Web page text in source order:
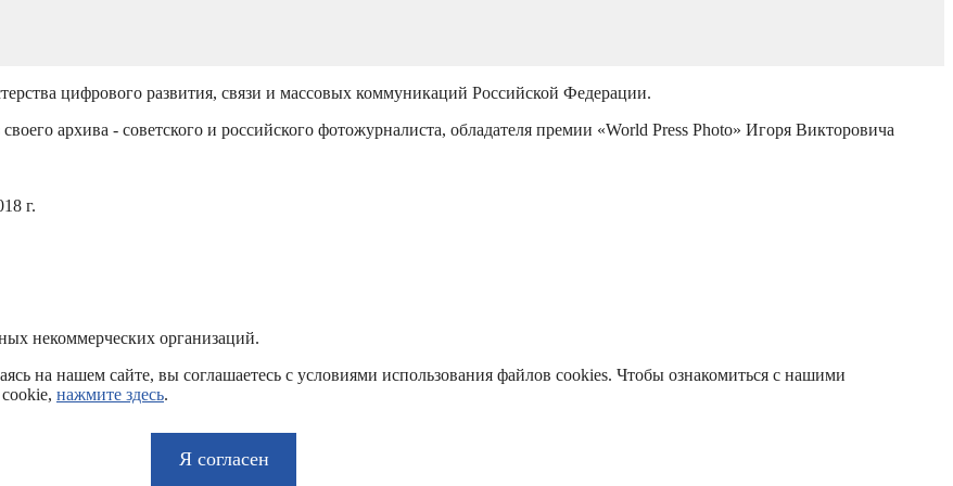
цифрового развития, связи и массовых коммуникаций Российской Федерации.
архива - советского и российского фотожурналиста, обладателя премии «World Press Photo» Игоря Викторовича
г.
некоммерческих организаций.
на нашем сайте, вы соглашаетесь с условиями использования файлов cookies. Чтобы ознакомиться с нашими
нажмите здесь.
Я согласен